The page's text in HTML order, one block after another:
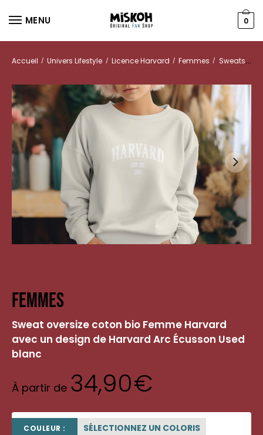
MENU 0
Accueil / Univers Lifestyle / Licence Harvard / Femmes / Sweats
Femmes
Sweat oversize coton bio Femme Harvard
avec un design de Harvard Arc Écusson Used
blanc
À partir de 34,90€
COULEUR : SÉLECTIONNEZ UN COLORIS